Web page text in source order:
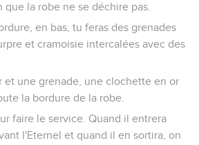
la robe ne se déchire pas.
en bas, tu feras des grenades
et cramoisie intercalées avec des
et une grenade, une clochette en or
la bordure de la robe.
faire le service. Quand il entrera
l'Eternel et quand il en sortira, on